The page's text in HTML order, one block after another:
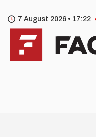
7 August 2026 • 17:22